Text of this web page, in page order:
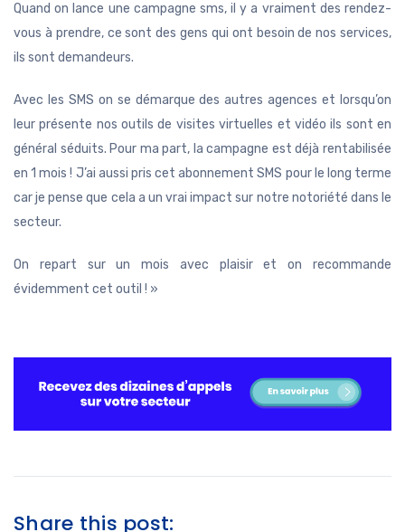
Quand on lance une campagne sms, il y a vraiment des rendez-
vous à prendre, ce sont des gens qui ont besoin de nos services,
ils sont demandeurs.
Avec les SMS on se démarque des autres agences et lorsqu’on
leur présente nos outils de visites virtuelles et vidéo ils sont en
général séduits. Pour ma part, la campagne est déjà rentabilisée
en 1 mois ! J’ai aussi pris cet abonnement SMS pour le long terme
car je pense que cela a un vrai impact sur notre notoriété dans le
secteur.
On repart sur un mois avec plaisir et on recommande
évidemment cet outil ! »
Share this post: